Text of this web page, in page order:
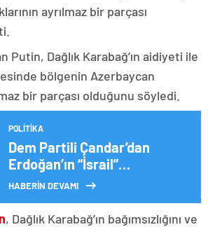
ayrılmaz bir parçası
Putin, Dağlık Karabağ’ın aidiyeti ile
bölgenin Azerbaycan
bir parçası olduğunu söyledi.
POLITIKA
Dem Partili Çandar’dan
Erdoğan’ın “İsrail”
Açıklamasına Tepki: “Yeni Bir
Çabası”
HABERİN DEVAMI
, Dağlık Karabağ’ın bağımsızlığını ve